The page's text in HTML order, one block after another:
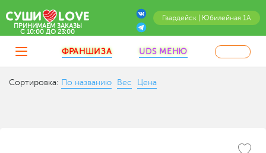
Гвардейск | Юбилейная 1А
ПРИНИМАЕМ ЗАКАЗЫ
C 10:00 ДО 23:00
ФРАНШИЗА UDS МЕНЮ
Сортировка: По названию Вес Цена